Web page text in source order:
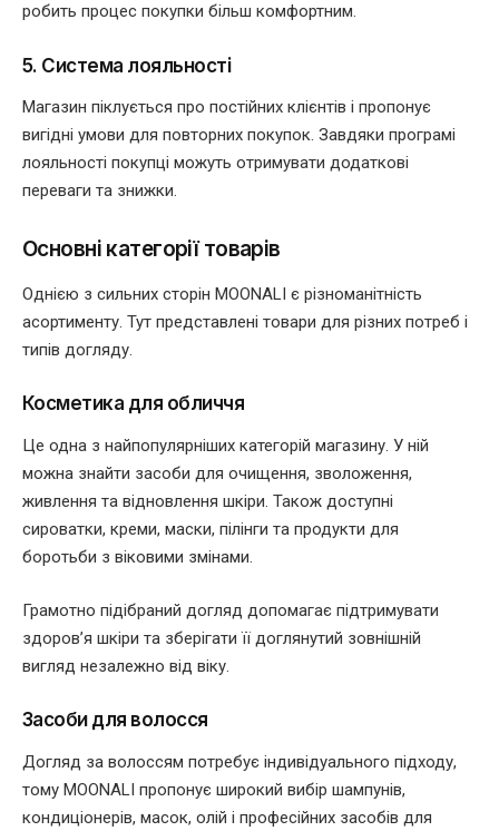
робить процес покупки більш комфортним.
5. Система лояльності
Магазин піклується про постійних клієнтів і пропонує
вигідні умови для повторних покупок. Завдяки програмі
лояльності покупці можуть отримувати додаткові
переваги та знижки.
Основні категорії товарів
Однією з сильних сторін MOONALI є різноманітність
асортименту. Тут представлені товари для різних потреб і
типів догляду.
Косметика для обличчя
Це одна з найпопулярніших категорій магазину. У ній
можна знайти засоби для очищення, зволоження,
живлення та відновлення шкіри. Також доступні
сироватки, креми, маски, пілінги та продукти для
боротьби з віковими змінами.
Грамотно підібраний догляд допомагає підтримувати
здоров’я шкіри та зберігати її доглянутий зовнішній
вигляд незалежно від віку.
Засоби для волосся
Догляд за волоссям потребує індивідуального підходу,
тому MOONALI пропонує широкий вибір шампунів,
кондиціонерів, масок, олій і професійних засобів для